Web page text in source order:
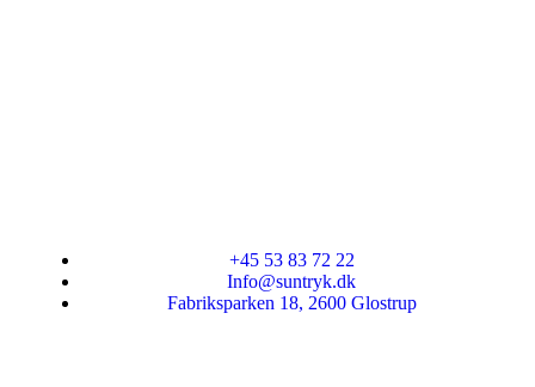
+45 53 83 72 22
Info@suntryk.dk
Fabriksparken 18, 2600 Glostrup